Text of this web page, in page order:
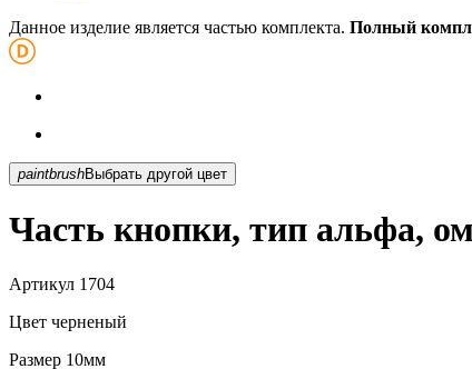
Данное изделие является частью комплекта. Полный
paintbrush Выбрать другой цвет
Часть кнопки, тип альфа,
Артикул 1704
Цвет черненый
Размер 10мм